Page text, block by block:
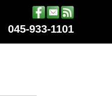
045-933-1101